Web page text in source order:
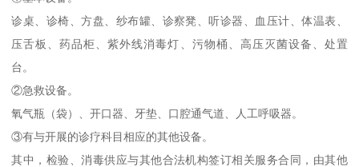
诊桌、诊椅、方盘、纱布罐、诊察凳、听诊器、血压计、体温表、
压舌板、药品柜、紫外线消毒灯、污物桶、高压灭菌设备、处置
台。
②急救设备。
氧气瓶（袋）、开口器、牙垫、口腔通气道、人工呼吸器。
③有与开展的诊疗科目相应的其他设备。
其中，检验、消毒供应与其他合法机构签订相关服务合同，由其他